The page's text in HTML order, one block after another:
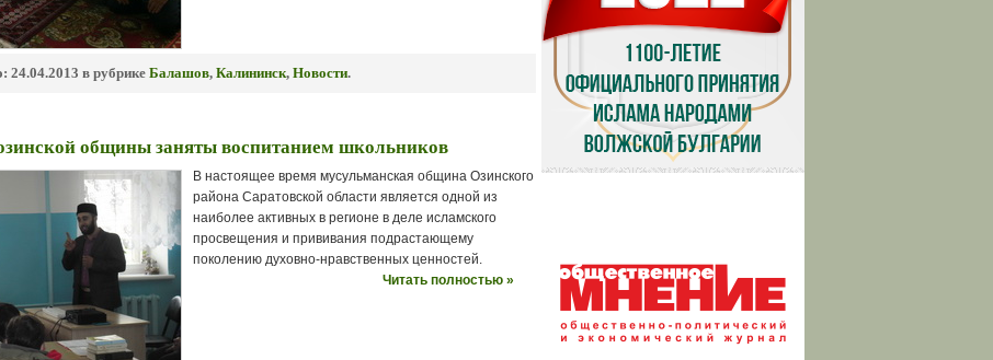
24.04.2013 в рубрике Балашов, Калининск, Новости.
общины заняты воспитанием школьников
В настоящее время мусульманская община Озинского
района Саратовской области является одной из
наиболее активных в регионе в деле исламского
просвещения и прививания подрастающему
поколению духовно-нравственных ценностей.
Читать полностью »